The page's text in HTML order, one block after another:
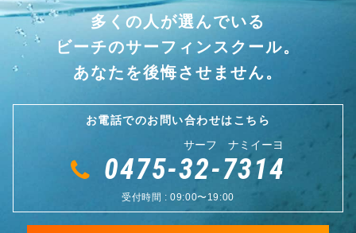
多くの人が選んでいる
ビーチのサーフィンスクール。
あなたを後悔させません。
お電話でのお問い合わせはこちら
サーフ ナミイーヨ
0475-32-7314
受付時間 : 09:00〜19:00